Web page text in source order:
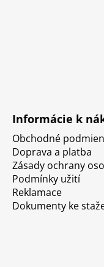
Informácie k
Obchodné
Doprava a platba
Zásady ochrany
Podmínky užití
Reklamace
Dokumenty ke